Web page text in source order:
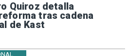
Quiroz detalla
tras cadena
de Kast